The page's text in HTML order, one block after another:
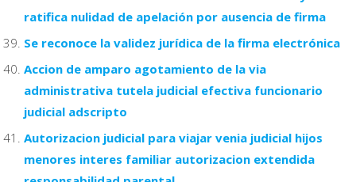
ratifica nulidad de apelación por ausencia de firma
Se reconoce la validez jurídica de la firma electrónica
Accion de amparo agotamiento de la via
administrativa tutela judicial efectiva funcionario
judicial adscripto
Autorizacion judicial para viajar venia judicial hijos
menores interes familiar autorizacion extendida